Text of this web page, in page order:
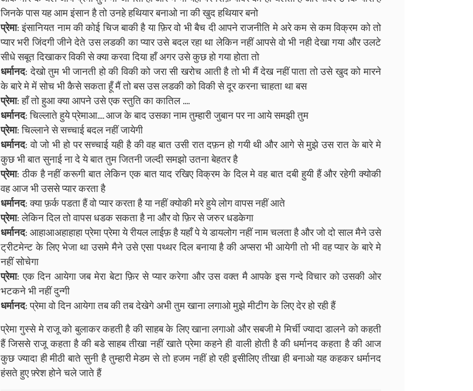
जिनके पास यह आम इंसान है तो उनहे हथियार बनाओ ना की खुद हथियार बनो
प्रेमा: इंसानियत नाम की कोई चिज बाकी है या फ़िर वो भी बैच दी आपने राजनीति मे अरे कम से कम विक्रम को तो
प्यार भरी जिंदगी जीने देते उस लडकी का प्यार उसे बदल रहा था लेकिन नहीं आपसे वो भी नही देखा गया और उलटे
सीधे सबूत दिखाकर विकी से क्या करवा दिया हाँ अगर उसे कुछ हो गया होता तो
धर्मानद: देखो तुम भी जानती हो की विकी को जरा सी खरोच आती है तो भी मैं देख नहीं पाता तो उसे खुद को मारने
के बारे मे में सोच भी कैसे सकता हूँ मैं तो बस उस लडकी को विकी से दूर करना चाहता था बस
प्रेमा: हाँ तो हुआ क्या आपने उसे एक स्तुति का कातिल ....
धर्मानद: चिल्लाते हुये प्रेमाआ.... आज के बाद उसका नाम तुम्हारी जुबान पर ना आये समझी तुम
प्रेमा: चिल्लाने से सच्चाई बदल नहीं जायेगी
धर्मानद: वो जो भी हो पर सच्चाई यही है की वह बात उसी रात दफ़न हो गयी थी और आगे से मुझे उस रात के बारे मे
कुछ भी बात सुनाई ना दे ये बात तुम जितनी जल्दी समझो उतना बेहतर है
प्रेमा: ठीक है नहीं करूगी बात लेकिन एक बात याद रखिए विक्रम के दिल मे वह बात दबी हुयी हैं और रहेगी क्योकी
वह आज भी उससे प्यार करता है
धर्मानद: क्या फ़र्क पडता हैं वो प्यार करता है या नहीं क्योकी मरे हुये लोग वापस नहीं आते
प्रेमा: लेकिन दिल तो वापस धडक सकता है ना और वो फ़िर से जरुर धडकेगा
धर्मानद: आहाआअहाहाहा प्रेमा प्रेमा ये रीयल लाईफ़ है यहाँ पे ये डायलोग नहीं नाम चलता है और जो दो साल मैने उसे
ट्रीटमेन्ट के लिए भेजा था उसमे मैने उसे एसा पथ्थर दिल बनाया है की अप्सरा भी आयेगी तो भी वह प्यार के बारे मे
नहीं सोचेगा
प्रेमा: एक दिन आयेगा जब मेरा बेटा फ़िर से प्यार करेगा और उस वक्त मै आपके इस गन्दे विचार को उसकी ओर
भटकने भी नहीं दुन्गी
धर्मानद: प्रेमा वो दिन आयेगा तब की तब देखेगे अभी तुम खाना लगाओ मुझे मीटीग के लिए देर हो रही हैं
प्रेमा गुस्से मे राजू को बुलाकर कहती है की साहब के लिए खाना लगाओ और सबजी मे मिर्ची ज्यादा डालने को कहती
हैं जिससे राजू कहता है की बडे साहब तीखा नहीं खाते प्रेमा कहने ही वाली होती है की धर्मानद कहता है की आज
कुछ ज्यादा ही मीठी बाते सुनी है तुम्हारी मेडम से तो हजम नहीं हो रही इसीलिए तीखा ही बनाओ यह कहकर धर्मानद
हंसते हुए फ़्रेश होने चले जाते हैं